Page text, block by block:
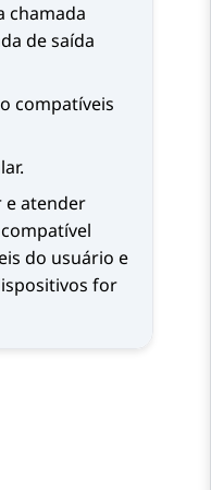
chamada
de saída
compatíveis
e atender
do usuário e
for